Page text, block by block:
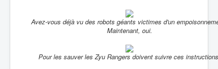
Avez-vous déjà vu des robots géants victimes d'un
Maintenant, oui.
Pour les sauver les Zyu Rangers doivent suivre ces